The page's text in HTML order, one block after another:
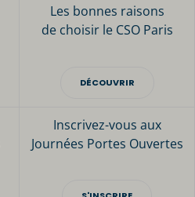
Les bonnes raisons
de choisir le CSO Paris
DÉCOUVRIR
Inscrivez-vous aux
Journées Portes Ouvertes